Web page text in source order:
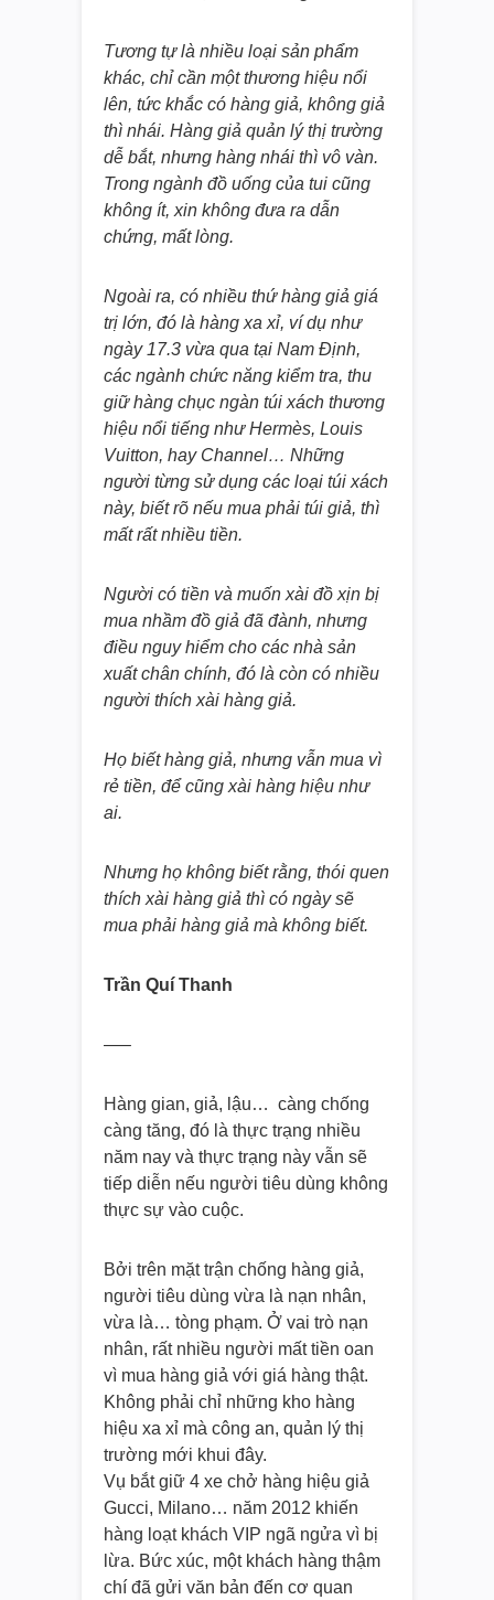
Tương tự là nhiều loại sản phẩm
khác, chỉ cần một thương hiệu nổi
lên, tức khắc có hàng giả, không giả
thì nhái. Hàng giả quản lý thị trường
dễ bắt, nhưng hàng nhái thì vô vàn.
Trong ngành đồ uống của tui cũng
không ít, xin không đưa ra dẫn
chứng, mất lòng.
Ngoài ra, có nhiều thứ hàng giả giá
trị lớn, đó là hàng xa xỉ, ví dụ như
ngày 17.3 vừa qua tại Nam Định,
các ngành chức năng kiểm tra, thu
giữ hàng chục ngàn túi xách thương
hiệu nổi tiếng như Hermès, Louis
Vuitton, hay Channel… Những
người từng sử dụng các loại túi xách
này, biết rõ nếu mua phải túi giả, thì
mất rất nhiều tiền.
Người có tiền và muốn xài đồ xịn bị
mua nhầm đồ giả đã đành, nhưng
điều nguy hiểm cho các nhà sản
xuất chân chính, đó là còn có nhiều
người thích xài hàng giả.
Họ biết hàng giả, nhưng vẫn mua vì
rẻ tiền, để cũng xài hàng hiệu như
ai.
Nhưng họ không biết rằng, thói quen
thích xài hàng giả thì có ngày sẽ
mua phải hàng giả mà không biết.
Trần Quí Thanh
—–
Hàng gian, giả, lậu… càng chống
càng tăng, đó là thực trạng nhiều
năm nay và thực trạng này vẫn sẽ
tiếp diễn nếu người tiêu dùng không
thực sự vào cuộc.
Bởi trên mặt trận chống hàng giả,
người tiêu dùng vừa là nạn nhân,
vừa là… tòng phạm. Ở vai trò nạn
nhân, rất nhiều người mất tiền oan
vì mua hàng giả với giá hàng thật.
Không phải chỉ những kho hàng
hiệu xa xỉ mà công an, quản lý thị
trường mới khui đây.
Vụ bắt giữ 4 xe chở hàng hiệu giả
Gucci, Milano… năm 2012 khiến
hàng loạt khách VIP ngã ngửa vì bị
lừa. Bức xúc, một khách hàng thậm
chí đã gửi văn bản đến cơ quan